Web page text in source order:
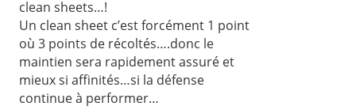
clean sheets…!
Un clean sheet c’est forcément 1 point
où 3 points de récoltés….donc le
maintien sera rapidement assuré et
mieux si affinités…si la défense
continue à performer…